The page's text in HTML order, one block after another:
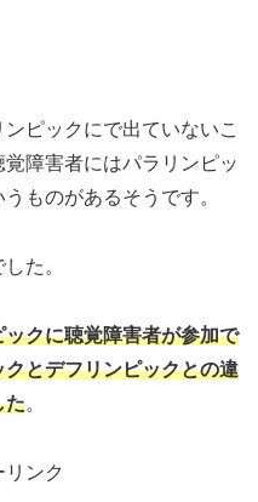
ピックにで出ていないこ
障害者にはパラリンピッ
ものがあるそうです。
た。
ックに聴覚障害者が参加で
とデフリンピックとの違
た。
リンク